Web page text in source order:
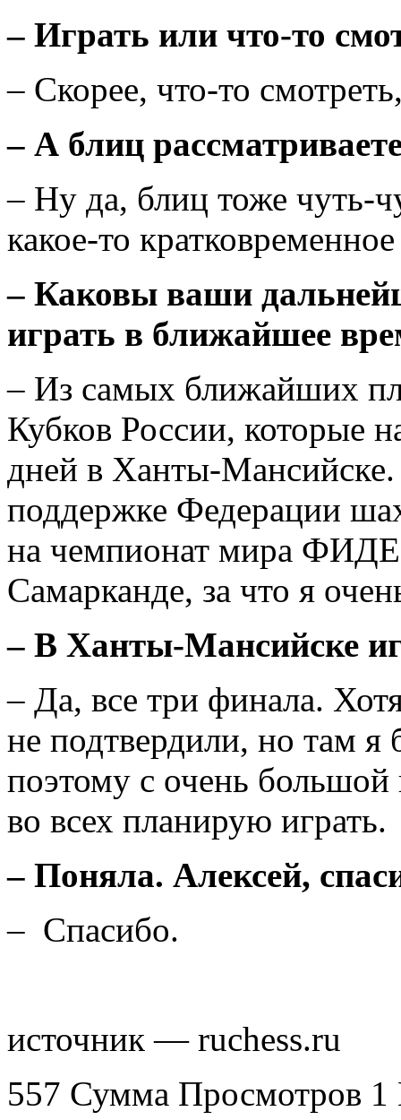
– Играть или что-то
– Скорее, что-то
– А блиц
– Ну да, блиц тоже чуть-
какое-то
– Каковы ваши
играть в ближайшее
– Из самых ближайших
Кубков России, которые
дней в Ханты-Мансийске.
поддержке Федерации
на чемпионат мира
Самарканде, за что я
– В Ханты-Мансийске
– Да, все три финала.
не подтвердили, но там
поэтому с очень
во всех планирую играть.
– Поняла. Алексей,
– Спасибо.
источник — ruchess.ru
557 Сумма Просмотров 1